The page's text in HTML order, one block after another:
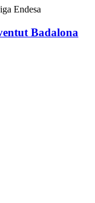
Endesa
Badalona